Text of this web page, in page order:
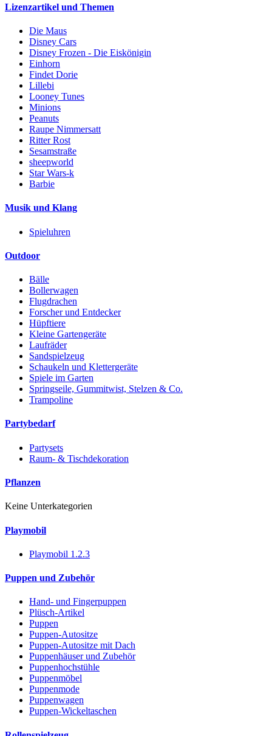
Lizenzartikel und Themen
Die Maus
Disney Cars
Disney Frozen - Die Eiskönigin
Einhorn
Findet Dorie
Lillebi
Looney Tunes
Minions
Peanuts
Raupe Nimmersatt
Ritter Rost
Sesamstraße
sheepworld
Star Wars-k
Barbie
Musik und Klang
Spieluhren
Outdoor
Bälle
Bollerwagen
Flugdrachen
Forscher und Entdecker
Hüpftiere
Kleine Gartengeräte
Laufräder
Sandspielzeug
Schaukeln und Klettergeräte
Spiele im Garten
Springseile, Gummitwist, Stelzen & Co.
Trampoline
Partybedarf
Partysets
Raum- & Tischdekoration
Pflanzen
Keine Unterkategorien
Playmobil
Playmobil 1.2.3
Puppen und Zubehör
Hand- und Fingerpuppen
Plüsch-Artikel
Puppen
Puppen-Autositze
Puppen-Autositze mit Dach
Puppenhäuser und Zubehör
Puppenhochstühle
Puppenmöbel
Puppenmode
Puppenwagen
Puppen-Wickeltaschen